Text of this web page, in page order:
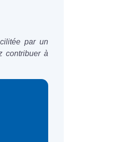
par un
contribuer à